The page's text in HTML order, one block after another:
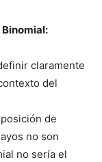
claramente
del
de
no son
no sería el